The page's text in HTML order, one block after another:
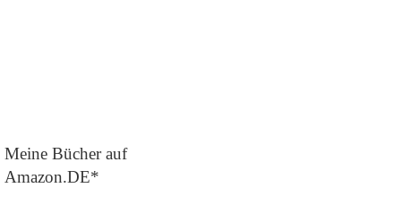
Meine Bücher auf
Amazon.DE*